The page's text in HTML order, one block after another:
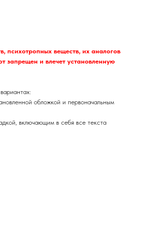
психотропных веществ, их аналогов
запрещен и влечет установленную
обложкой и первоначальным
включающим в себя все текста